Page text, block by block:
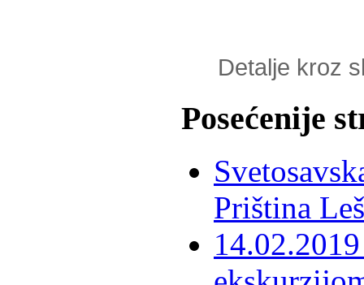
Detalje kroz
Posećenije
Priština